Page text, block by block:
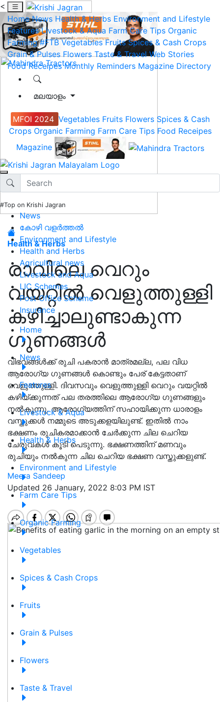
<
Home News Health & Herbs Environment and Lifestyle
Features Livestock & Aqua Farm Care Tips Organic
Farming #FTB Vegetables Fruits Spices & Cash Crops
Grain & Pulses Flowers Taste & Travel Web Stories
Food Receipes Monthly Reminders Magazine Directory
മലയാളം
MFOI 2024 Vegetables Fruits Flowers Spices & Cash
Crops Organic Farming Farm Care Tips Food Receipes
Magazine
#Top on Krishi Jagran
News
കോഴി വളർത്തൽ
Environment and Lifestyle
Health and Herbs
Agricultural news
Livestock and Aqua
LIC Schemes
Post Office Scheme
Insurance
Home
News
Features
Livestock & Aqua
Health & Herbs
Environment and Lifestyle
Farm Care Tips
Organic Farming
Vegetables
Spices & Cash Crops
Fruits
Grain & Pulses
Flowers
Taste & Travel
Health & Herbs
രാവിലെ വെറും
വയറ്റിൽ വെളുത്തുള്ളി
കഴിച്ചാലുണ്ടാകുന്ന
ഗുണങ്ങൾ
വിഭവങ്ങൾക്ക് രുചി പകരാൻ മാത്രമല്ല, പല വിധ
ആരോഗ്യ ഗുണങ്ങൾ കൊണ്ടും പേര് കേട്ടതാണ്
വെളുത്തുള്ളി. ദിവസവും വെളുത്തുള്ളി വെറും വയറ്റിൽ
കഴിയ്ക്കുന്നത് പല തരത്തിലെ ആരോഗ്യ ഗുണങ്ങളും
നൽകുന്നു. ആരോഗ്യത്തിന് സഹായിക്കുന്ന ധാരാളം
വസ്തുക്കൾ നമ്മുടെ അടുക്കളയിലുണ്ട്. ഇതിൽ നാം
ഭക്ഷണം രുചികരമാക്കാൻ ചേർക്കുന്ന ചില ചെറിയ
ചേരുവകൾ കൂടി പെടുന്നു. ഭക്ഷണത്തിന് മണവും
രുചിയും നൽകുന്ന ചില ചെറിയ ഭക്ഷണ വസ്തുക്കളുണ്ട്.
Meera Sandeep
Updated 26 January, 2022 8:03 PM IST